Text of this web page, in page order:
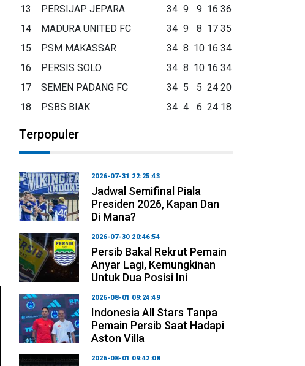
13
PERSIJAP JEPARA 34 9 9 16 36
14
MADURA UNITED FC 34 9 8 17 35
15
PSM MAKASSAR 34 8 10 16 34
16
PERSIS SOLO 34 8 10 16 34
17
SEMEN PADANG FC 34 5 5 24 20
18
PSBS BIAK 34 4 6 24 18
Terpopuler
2026-07-31 22:25:43
Jadwal Semifinal Piala
Presiden 2026, Kapan Dan
Di Mana?
2026-07-30 20:46:54
Persib Bakal Rekrut Pemain
Anyar Lagi, Kemungkinan
Untuk Dua Posisi Ini
2026-08-01 09:24:49
Indonesia All Stars Tanpa
Pemain Persib Saat Hadapi
Aston Villa
2026-08-01 09:42:08